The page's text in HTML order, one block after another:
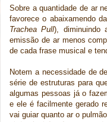
Sobre a quantidade de ar
favorece o abaixamendo
Trachea Pull), diminuindo
emissão de ar menos
de cada frase musical e
Notem a necessidade de
série de estruturas para
algumas pessoas já o
e ele é facilmente gerado
vai guiar quanto ar o